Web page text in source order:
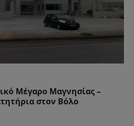
Μέγαρο Μαγνησίας –
στον Βόλο